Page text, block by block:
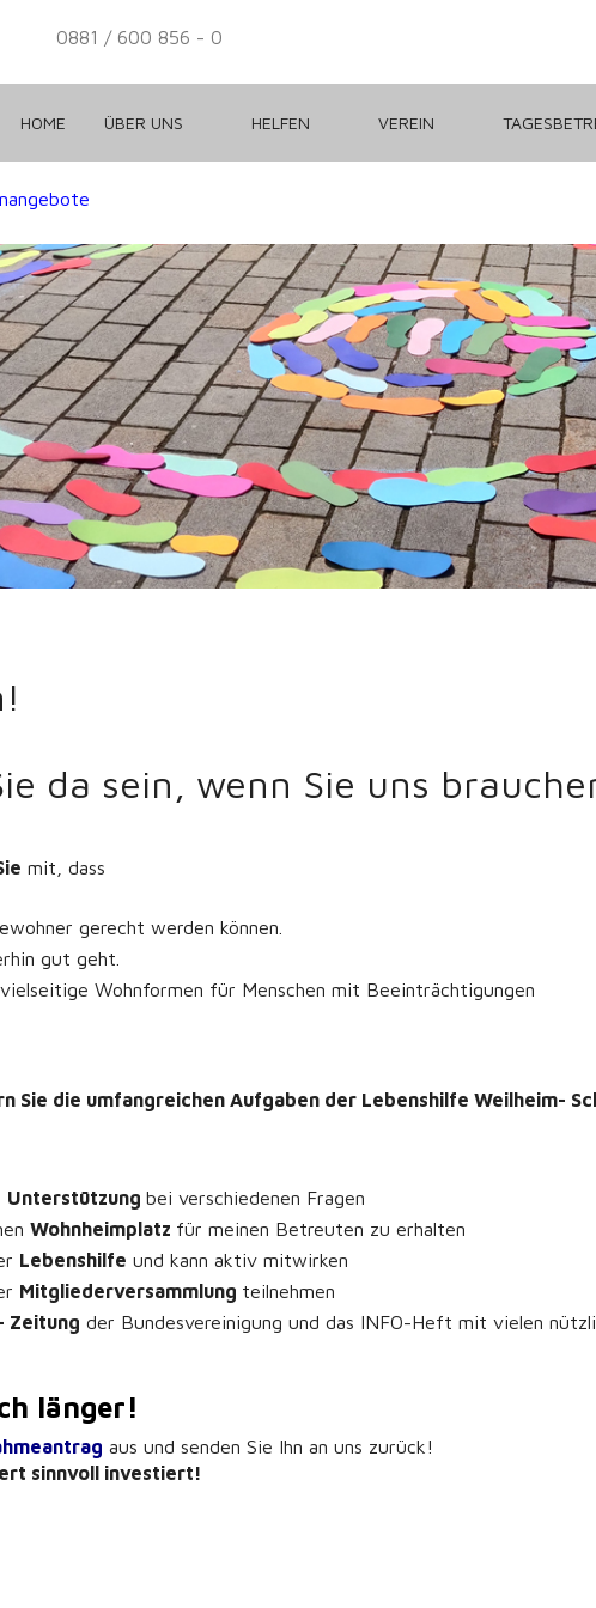
0881 / 600 856 - 0
HOME ÜBER UNS HELFEN VEREIN
da sein, wenn Sie uns
mit, dass
gerecht werden können.
gut geht.
Wohnformen für Menschen mit Beeinträchtigungen
Sie die umfangreichen Aufgaben der Lebenshilfe Weilheim-
Unterstützung bei verschiedenen Fragen
Wohnheimplatz für meinen Betreuten zu erhalten
Lebenshilfe und kann aktiv mitwirken
Mitgliederversammlung teilnehmen
Zeitung der Bundesvereinigung und das INFO-Heft mit vielen
länger!
aus und senden Sie Ihn an uns zurück!
sinnvoll investiert!